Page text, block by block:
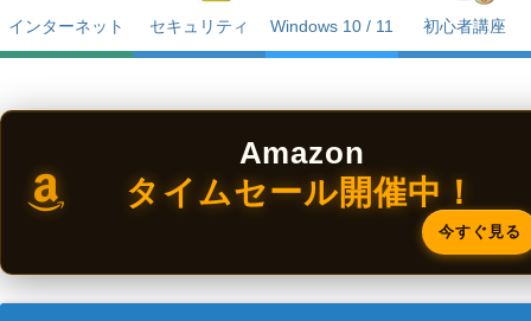
インターネット セキュリティ Windows 10 / 11 初心者講座
Amazon
タイムセール開催中！
今すぐ見る